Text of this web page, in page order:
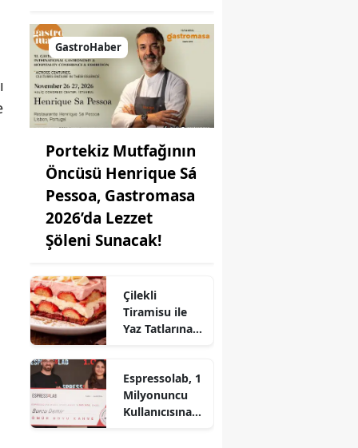
GastroHaber
Portekiz Mutfağının
Öncüsü Henrique Sá
Pessoa, Gastromasa
2026’da Lezzet
Şöleni Sunacak!
Çilekli
Tiramisu ile
Yaz Tatlarına
Espressolab, 1
Milyonuncu
Kullanıcısına